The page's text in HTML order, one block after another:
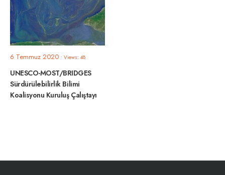
6 Temmuz 2020 • Views: 48
UNESCO-MOST/BRIDGES
Sürdürülebilirlik Bilimi
Koalisyonu Kuruluş Çalıştayı